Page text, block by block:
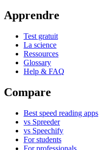
Apprendre
Test gratuit
La science
Ressources
Glossary
Help & FAQ
Compare
Best speed reading apps
vs Spreeder
vs Speechify
For students
For professionals